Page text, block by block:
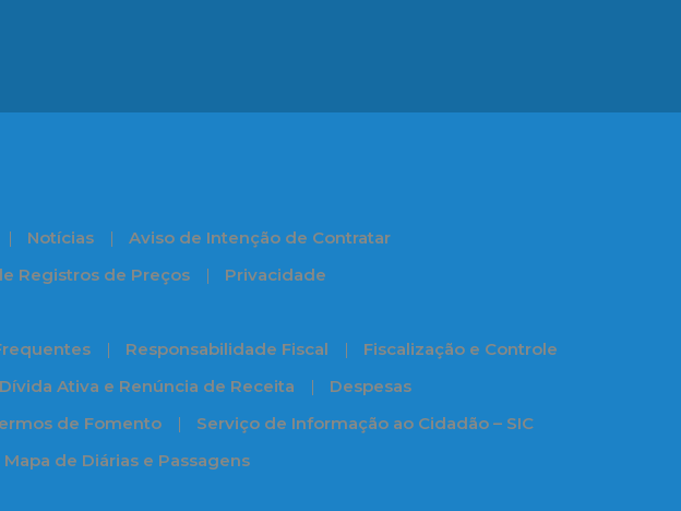
Notícias
Aviso de Intenção de Contratar
Registros de Preços
Privacidade
Responsabilidade Fiscal
Fiscalização e Controle
Ativa e Renúncia de Receita
Despesas
de Fomento
Serviço de Informação ao Cidadão – SIC
Mapa de Diárias e Passagens